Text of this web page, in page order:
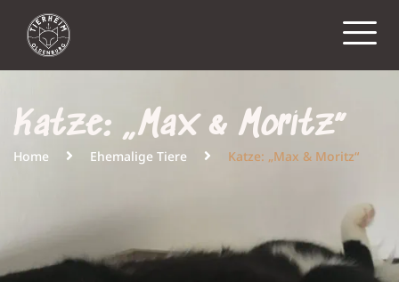
Katze: „Max & Moritz“
Home Ehemalige Tiere Katze: „Max & Moritz“